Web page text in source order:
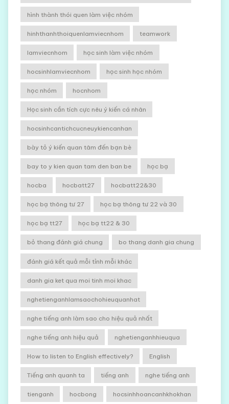
hình thành thói quen làm việc nhóm
hinhthanhthoiquenlamviecnhom teamwork
lamviecnhom học sinh làm việc nhóm
hocsinhlamviecnhom học sinh học nhóm
học nhóm hocnhom
Học sinh cần tích cực nêu ý kiến cá nhân
hocsinhcantichcucneuykiencanhan
bày tỏ ý kiến quan tâm đến bạn bè
bay to y kien quan tam den ban be học bạ
hocba hocbatt27 hocbatt22&30
học bạ thông tư 27 học bạ thông tư 22 và 30
học bạ tt27 học bạ tt22 & 30
bỏ thang đánh giá chung bo thang danh gia chung
đánh giá kết quả mỗi tỉnh mỗi khác
danh gia ket qua moi tinh moi khac
nghetienganhlamsaochohieuquanhat
nghe tiếng anh làm sao cho hiệu quả nhất
nghe tiếng anh hiệu quả nghetienganhhieuqua
How to listen to English effectively? English
Tiếng anh quanh ta tiếng anh nghe tiếng anh
tienganh hocbong hocsinhhoancanhkhokhan